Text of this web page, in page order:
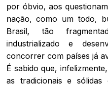
por óbvio, aos
nação, como um todo,
Brasil, tão
industrializado e
concorrer com países já
É sabido que,
as tradicionais e